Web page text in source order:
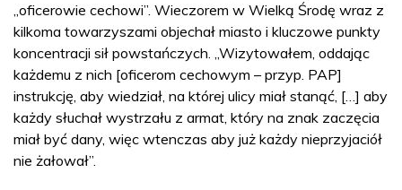
„oficerowie cechowi”. Wieczorem w Wielką Środę wraz z
kilkoma towarzyszami objechał miasto i kluczowe punkty
koncentracji sił powstańczych. „Wizytowałem, oddając
każdemu z nich [oficerom cechowym – przyp. PAP]
instrukcję, aby wiedział, na której ulicy miał stanąć, […] aby
każdy słuchał wystrzału z armat, który na znak zaczęcia
miał być dany, więc wtenczas aby już każdy nieprzyjaciół
nie żałował”.